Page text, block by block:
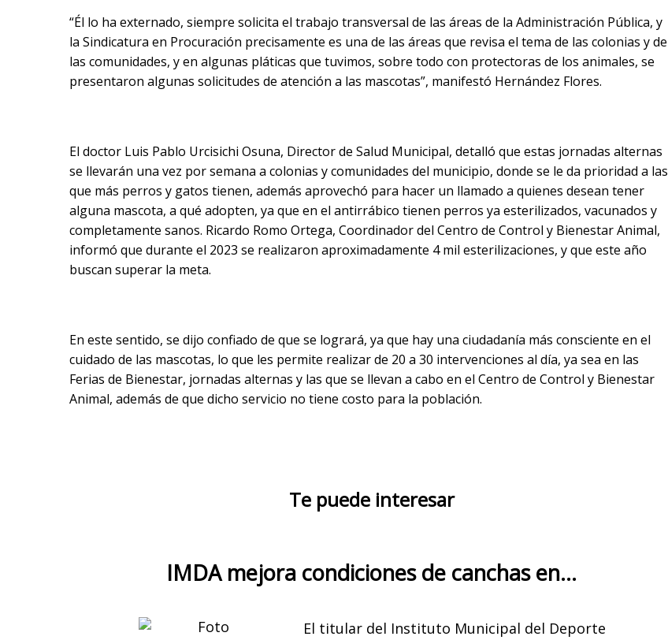
“Él lo ha externado, siempre solicita el trabajo transversal de las áreas de la Administración Pública, y
la Sindicatura en Procuración precisamente es una de las áreas que revisa el tema de las colonias y de
las comunidades, y en algunas pláticas que tuvimos, sobre todo con protectoras de los animales, se
presentaron algunas solicitudes de atención a las mascotas”, manifestó Hernández Flores.
El doctor Luis Pablo Urcisichi Osuna, Director de Salud Municipal, detalló que estas jornadas alternas
se llevarán una vez por semana a colonias y comunidades del municipio, donde se le da prioridad a las
que más perros y gatos tienen, además aprovechó para hacer un llamado a quienes desean tener
alguna mascota, a qué adopten, ya que en el antirrábico tienen perros ya esterilizados, vacunados y
completamente sanos. Ricardo Romo Ortega, Coordinador del Centro de Control y Bienestar Animal,
informó que durante el 2023 se realizaron aproximadamente 4 mil esterilizaciones, y que este año
buscan superar la meta.
En este sentido, se dijo confiado de que se logrará, ya que hay una ciudadanía más consciente en el
cuidado de las mascotas, lo que les permite realizar de 20 a 30 intervenciones al día, ya sea en las
Ferias de Bienestar, jornadas alternas y las que se llevan a cabo en el Centro de Control y Bienestar
Animal, además de que dicho servicio no tiene costo para la población.
Te puede interesar
IMDA mejora condiciones de canchas en…
El titular del Instituto Municipal del Deporte